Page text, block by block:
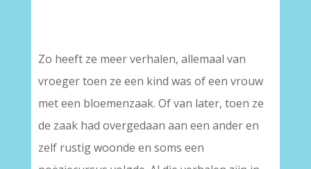
Zo heeft ze meer verhalen, allemaal van
vroeger toen ze een kind was of een vrouw
met een bloemenzaak. Of van later, toen ze
de zaak had overgedaan aan een ander en
zelf rustig woonde en soms een